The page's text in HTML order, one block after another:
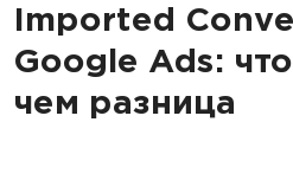
Imported
Google Ads:
чем разница